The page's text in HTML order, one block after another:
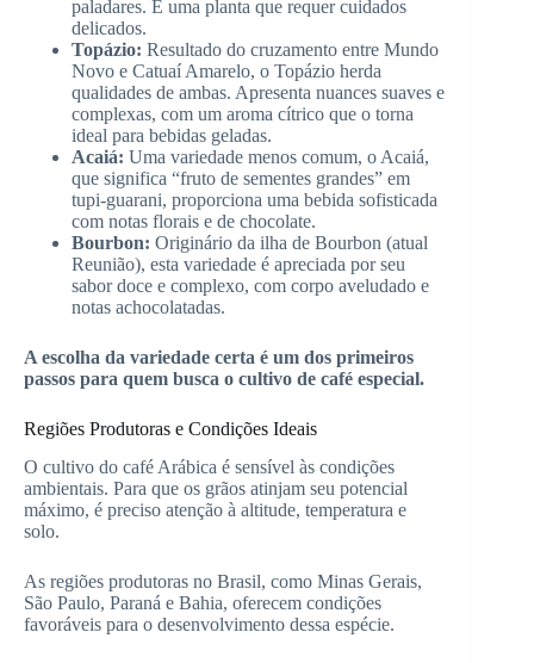
paladares. É uma planta que requer cuidados
delicados.
Topázio: Resultado do cruzamento entre Mundo
Novo e Catuaí Amarelo, o Topázio herda
qualidades de ambas. Apresenta nuances suaves e
complexas, com um aroma cítrico que o torna
ideal para bebidas geladas.
Acaiá: Uma variedade menos comum, o Acaiá,
que significa “fruto de sementes grandes” em
tupi-guarani, proporciona uma bebida sofisticada
com notas florais e de chocolate.
Bourbon: Originário da ilha de Bourbon (atual
Reunião), esta variedade é apreciada por seu
sabor doce e complexo, com corpo aveludado e
notas achocolatadas.
A escolha da variedade certa é um dos primeiros
passos para quem busca o cultivo de café especial.
Regiões Produtoras e Condições Ideais
O cultivo do café Arábica é sensível às condições
ambientais. Para que os grãos atinjam seu potencial
máximo, é preciso atenção à altitude, temperatura e
solo.
As regiões produtoras no Brasil, como Minas Gerais,
São Paulo, Paraná e Bahia, oferecem condições
favoráveis para o desenvolvimento dessa espécie.